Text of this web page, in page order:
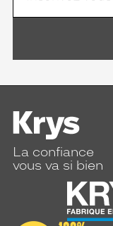
La confiance
vous va si bien